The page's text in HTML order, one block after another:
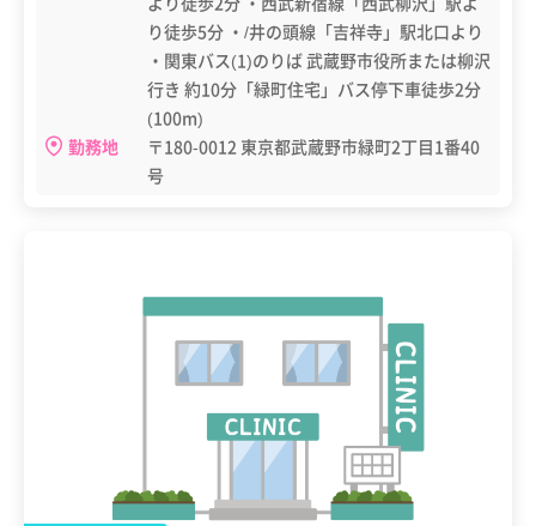
り徒歩5分 ・/井の頭線「吉祥寺」駅北口より
・関東バス(1)のりば 武蔵野市役所または柳沢
行き 約10分「緑町住宅」バス停下車徒歩2分
(100m)
勤務地
〒180-0012 東京都武蔵野市緑町2丁目1番40
号